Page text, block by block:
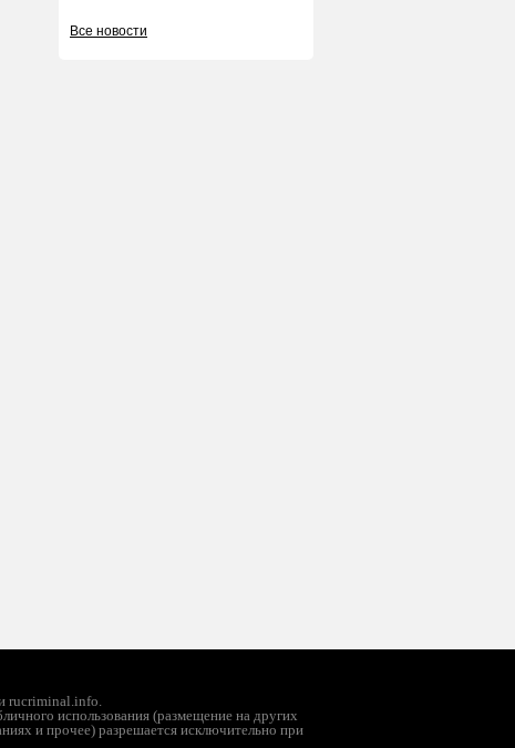
Все новости
rucriminal.info.
использования (размещение на других
и прочее) разрешается исключительно при